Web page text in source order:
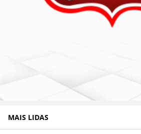
MAIS LIDAS